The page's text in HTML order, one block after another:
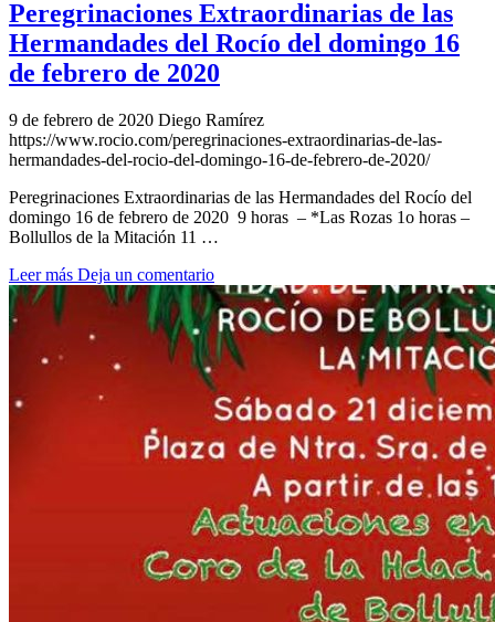
Peregrinaciones Extraordinarias de las
Hermandades del Rocío del domingo 16
de febrero de 2020
9 de febrero de 2020 Diego Ramírez
https://www.rocio.com/peregrinaciones-extraordinarias-de-las-
hermandades-del-rocio-del-domingo-16-de-febrero-de-2020/
Peregrinaciones Extraordinarias de las Hermandades del Rocío del
domingo 16 de febrero de 2020 9 horas – *Las Rozas 1o horas –
Bollullos de la Mitación 11 …
Leer más Deja un comentario